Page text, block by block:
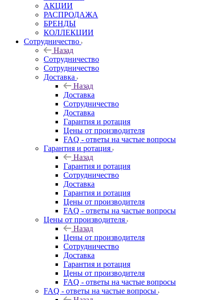
АКЦИИ
РАСПРОДАЖА
БРЕНДЫ
КОЛЛЕКЦИИ
Сотрудничество
Назад
Сотрудничество
Сотрудничество
Доставка
Назад
Доставка
Сотрудничество
Доставка
Гарантия и ротация
Цены от производителя
FAQ - ответы на частые вопросы
Гарантия и ротация
Назад
Гарантия и ротация
Сотрудничество
Доставка
Гарантия и ротация
Цены от производителя
FAQ - ответы на частые вопросы
Цены от производителя
Назад
Цены от производителя
Сотрудничество
Доставка
Гарантия и ротация
Цены от производителя
FAQ - ответы на частые вопросы
FAQ - ответы на частые вопросы